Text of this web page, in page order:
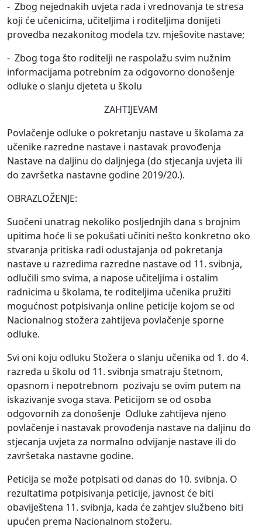
- Zbog nejednakih uvjeta rada i vrednovanja te stresa
koji će učenicima, učiteljima i roditeljima donijeti
provedba nezakonitog modela tzv. mješovite nastave;
- Zbog toga što roditelji ne raspolažu svim nužnim
informacijama potrebnim za odgovorno donošenje
odluke o slanju djeteta u školu
ZAHTIJEVAM
Povlačenje odluke o pokretanju nastave u školama za
učenike razredne nastave i nastavak provođenja
Nastave na daljinu do daljnjega (do stjecanja uvjeta ili
do završetka nastavne godine 2019/20.).
OBRAZLOŽENJE:
Suočeni unatrag nekoliko posljednjih dana s brojnim
upitima hoće li se pokušati učiniti nešto konkretno oko
stvaranja pritiska radi odustajanja od pokretanja
nastave u razredima razredne nastave od 11. svibnja,
odlučili smo svima, a napose učiteljima i ostalim
radnicima u školama, te roditeljima učenika pružiti
mogućnost potpisivanja online peticije kojom se od
Nacionalnog stožera zahtijeva povlačenje sporne
odluke.
Svi oni koju odluku Stožera o slanju učenika od 1. do 4.
razreda u školu od 11. svibnja smatraju štetnom,
opasnom i nepotrebnom pozivaju se ovim putem na
iskazivanje svoga stava. Peticijom se od osoba
odgovornih za donošenje Odluke zahtijeva njeno
povlačenje i nastavak provođenja nastave na daljinu do
stjecanja uvjeta za normalno odvijanje nastave ili do
završetaka nastavne godine.
Peticija se može potpisati od danas do 10. svibnja. O
rezultatima potpisivanja peticije, javnost će biti
obaviještena 11. svibnja, kada će zahtjev službeno biti
upućen prema Nacionalnom stožeru.